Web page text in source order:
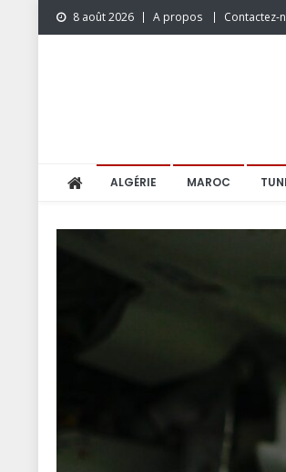
Skip
to
8 août 2026 A propos Contactez-
ALGÉRIE MAROC